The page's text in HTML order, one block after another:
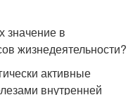
значение в
жизнедеятельности?
активные
внутренней